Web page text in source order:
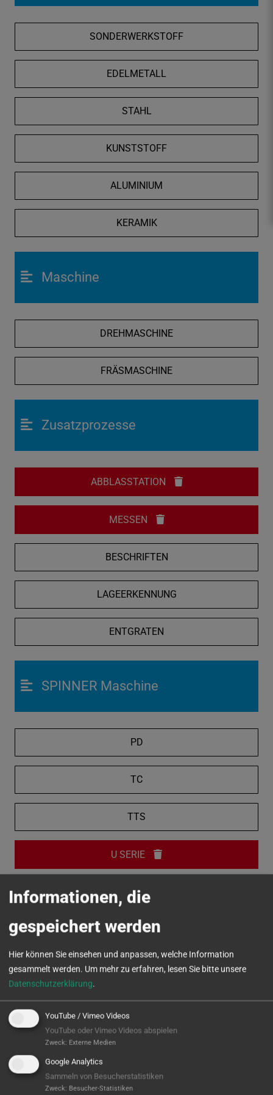
SONDERWERKSTOFF
EDELMETALL
STAHL
KUNSTSTOFF
ALUMINIUM
KERAMIK
Maschine
DREHMASCHINE
FRÄSMASCHINE
Zusatzprozesse
ABBLASSTATION
MESSEN
BESCHRIFTEN
LAGEERKENNUNG
ENTGRATEN
SPINNER Maschine
PD
TC
TTS
U SERIE
VC SERIE
MICROTURN
Informationen, die
gespeichert werden
Hier können Sie einsehen und anpassen, welche Information
gesammelt werden. Um mehr zu erfahren, lesen Sie bitte unsere
Datenschutzerklärung.
YouTube / Vimeo Videos
YouTube oder Vimeo Videos abspielen
Zweck: Externe Medien
Google Analytics
Sammeln von Besucherstatistiken
Zweck: Besucher-Statistiken